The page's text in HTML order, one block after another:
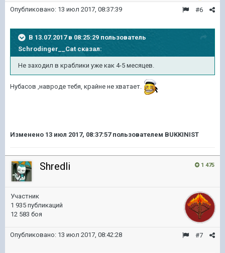
#6
Опубликовано: 13 июл 2017, 08:37:39
В 13.07.2017 в 08:25:29 пользователь
Schrodinger__Catсказал:
Не заходил в краблики уже как 4-5 месяцев.
Нубасов ,навроде тебя, крайне не хватает.
Изменено 13 июл 2017, 08:37:57пользователем BUKKINIST
1 475
Shredli
Участник
1 935 публикаций
12 583 боя
#7
Опубликовано: 13 июл 2017, 08:42:28